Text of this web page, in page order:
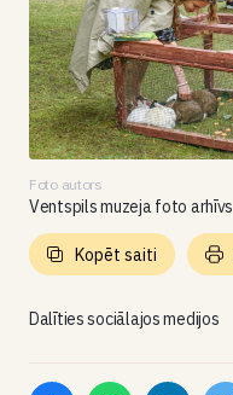
Foto autors
Ventspils muzeja foto arhīvs
Dalīties sociālajos medijos
Kopēt saiti